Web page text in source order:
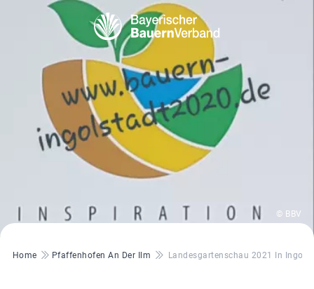
© BBV
Pfadnavigation
Home Pfaffenhofen An Der Ilm Landesgartenschau 2021 In